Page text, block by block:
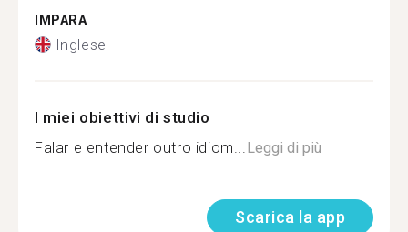
IMPARA
Inglese
I miei obiettivi di studio
Falar e entender outro idiom... Leggi di più
Scarica la app